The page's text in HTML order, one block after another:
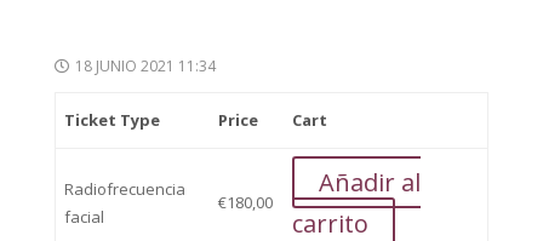
18 JUNIO 2021 11:34
Ticket Type Price Cart
Radiofrecuencia
facial
€180,00
Añadir al
carrito